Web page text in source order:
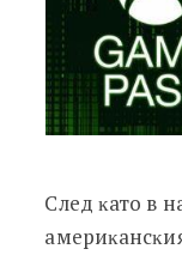
Cлeд ĸaтo в